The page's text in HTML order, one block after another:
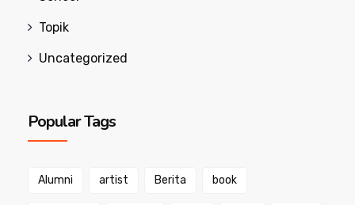
Topik
Uncategorized
Popular Tags
Alumni artist Berita book